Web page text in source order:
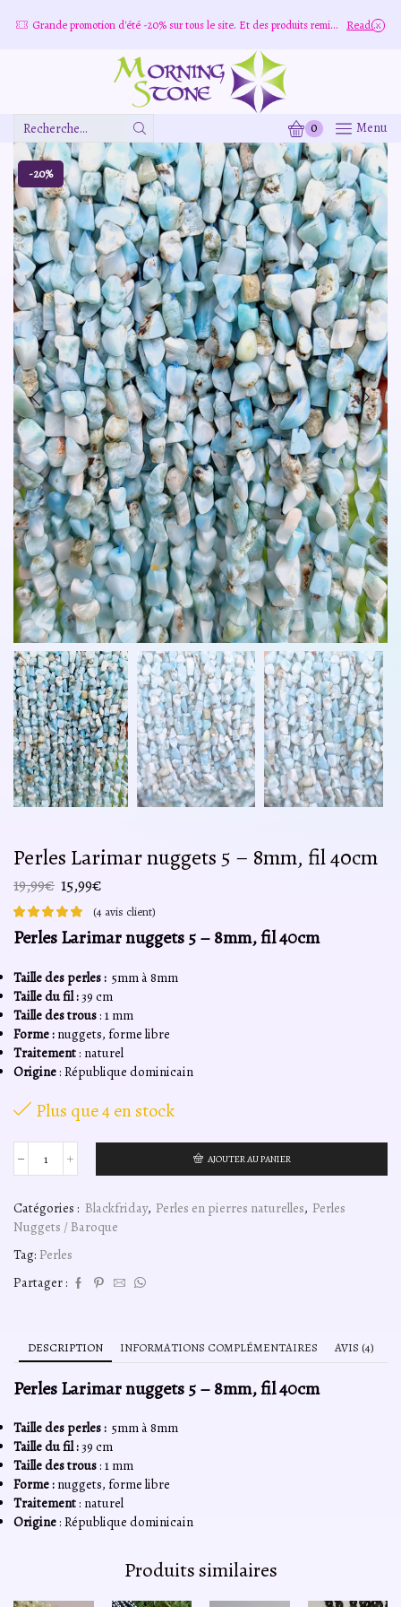
Grande promotion d'été -20% sur tous le site. Et des produits remisé indépendamment Read more
Zone
Saisie
De
Recherche
0 Menu
-20%
Perles Larimar nuggets 5 – 8mm, fil 40cm
19,99€ Le
prix
initial
était :
15,99€
prix
actuel
est :
(4 avis client)
Perles Larimar nuggets 5 – 8mm, fil 40cm
Taille des perles : 5mm à 8mm
Taille du fil :39 cm
Taille des trous: 1 mm
Forme : nuggets, forme libre
Traitement: naturel
Origine: République dominicain
Plus que 4 en stock
quantité
Larimar
nuggets
-
8mm,
fil
AJOUTER AU PANIER
Catégories : Blackfriday, Perles en pierres naturelles, Perles
Nuggets / Baroque
Tag: Perles
Partager :
DESCRIPTION INFORMATIONS COMPLÉMENTAIRES AVIS (4)
Perles Larimar nuggets 5 – 8mm, fil 40cm
Taille des perles : 5mm à 8mm
Taille du fil :39 cm
Taille des trous: 1 mm
Forme : nuggets, forme libre
Traitement: naturel
Origine: République dominicain
Produits similaires